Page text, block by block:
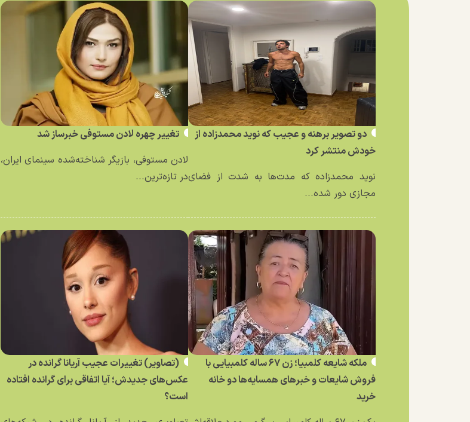
دو تصویر برهنه و عجیب که نوید محمدزاده از
خودش منتشر کرد
نوید محمدزاده که مدت‌ها به شدت از فضای
مجازی دور شده...
تغییر چهره لادن مستوفی خبرساز شد
لادن مستوفی، بازیگر شناخته‌شده سینمای ایران،
در تازه‌ترین...
ملکه شایعه کلمبیا؛ زن ۶۷ ساله کلمبیایی با
فروش شایعات و خبر‌های همسایه‌ها دو خانه
خرید
(تصاویر) تغییرات عجیب آریانا گرانده در
عکس‌های جدیدش؛ آیا اتفاقی برای گرانده افتاده
است؟